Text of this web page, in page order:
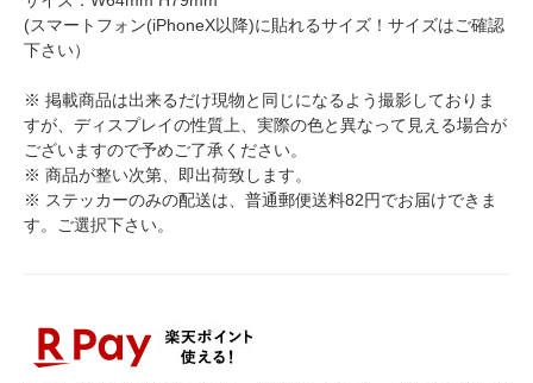
(スマートフォン(iPhoneX以降)に貼れるサイズ！サイズはご確認
下さい）
※ 掲載商品は出来るだけ現物と同じになるよう撮影しておりま
すが、ディスプレイの性質上、実際の色と異なって見える場合が
ございますので予めご了承ください。
※ 商品が整い次第、即出荷致します。
※ ステッカーのみの配送は、普通郵便送料82円でお届けできま
す。ご選択下さい。